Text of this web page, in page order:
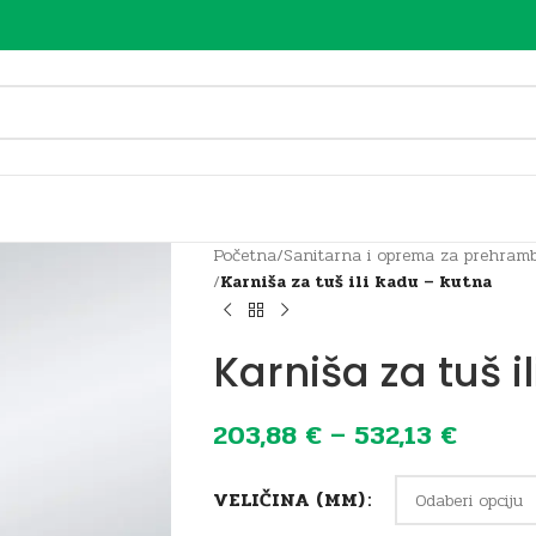
Početna/Sanitarna i oprema za
/Karniša za tuš ili kadu – kutna
Karniša za tuš
203,88 € – 532,13 €
VELIČINA (MM)